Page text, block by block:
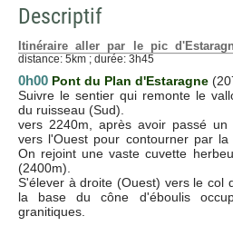
Descriptif
Itinéraire aller par le pic
distance: 5km ; durée: 3h45
0h00 Pont du Plan d'Estaragne
Suivre le sentier qui remonte le
du ruisseau (Sud).
vers 2240m, après avoir passé
vers l'Ouest pour contourner par la
On rejoint une vaste cuvette
(2400m).
S'élever à droite (Ouest) vers le col
la base du cône d'éboulis
granitiques.